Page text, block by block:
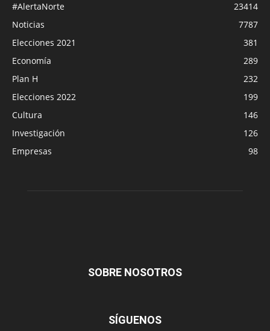
#AlertaNorte
23414
Noticias
7787
Elecciones 2021
381
Economía
289
Plan H
232
Elecciones 2022
199
Cultura
146
Investigación
126
Empresas
98
SOBRE NOSOTROS
SÍGUENOS